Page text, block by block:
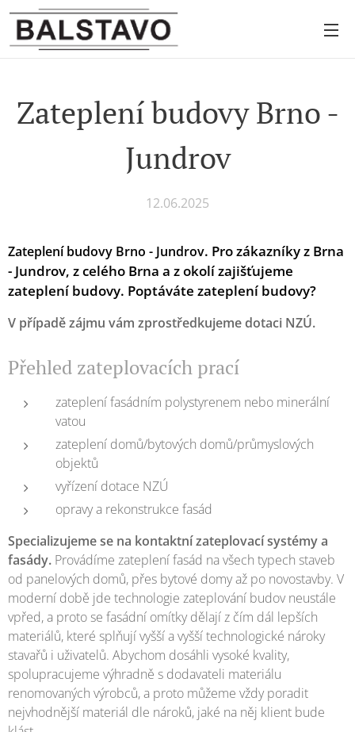
Zateplení budovy Brno -
Jundrov
12.06.2025
Zateplení budovy Brno - Jundrov. Pro zákazníky z Brna
- Jundrov, z celého Brna a z okolí zajišťujeme
zateplení budovy. Poptáváte zateplení budovy?
V případě zájmu vám zprostředkujeme dotaci NZÚ.
Přehled zateplovacích prací
zateplení fasádním polystyrenem nebo minerální
vatou
zateplení domů/bytových domů/průmyslových
objektů
vyřízení dotace NZÚ
opravy a rekonstrukce fasád
Specializujeme se na kontaktní zateplovací systémy a
fasády. Provádíme zateplení fasád na všech typech staveb
od panelových domů, přes bytové domy až po novostavby. V
moderní době jde technologie zateplování budov neustále
vpřed, a proto se fasádní omítky dělají z čím dál lepších
materiálů, které splňují vyšší a vyšší technologické nároky
stavařů i uživatelů. Abychom dosáhli vysoké kvality,
spolupracujeme výhradně s dodavateli materiálu
renomovaných výrobců, a proto můžeme vždy poradit
nejvhodnější materiál dle nároků, jaké na něj klient bude